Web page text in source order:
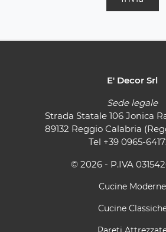
E' Decor Srl
Sede legale
Strada Statale 106 Jonica
89132 Reggio Calabria
Tel +39 0965-
© 2026 - P.IVA
Cucine Moderne
Cucine